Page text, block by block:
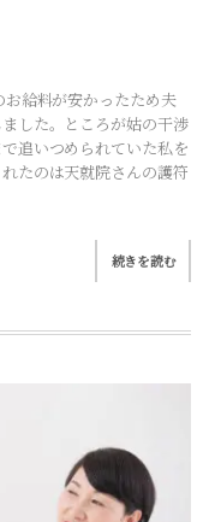
給料が安かったため夫
した。ところが姑の干渉
追いつめられていた私を
たのは天就院さんの護符
続きを読む